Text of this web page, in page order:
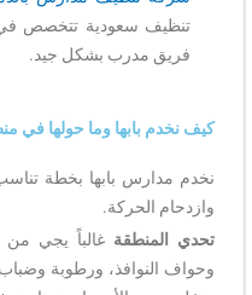
تنظيف سعودية تتخصص في
فريق مدرب بشكل جيد.
كيف نخدم بابها وما حولها في
نخدم مدارس بابها بخطة
وازدحام الحركة.
تحدي المنطقة غالباً يجي من
وحواف النوافذ، ورطوبة وضباب